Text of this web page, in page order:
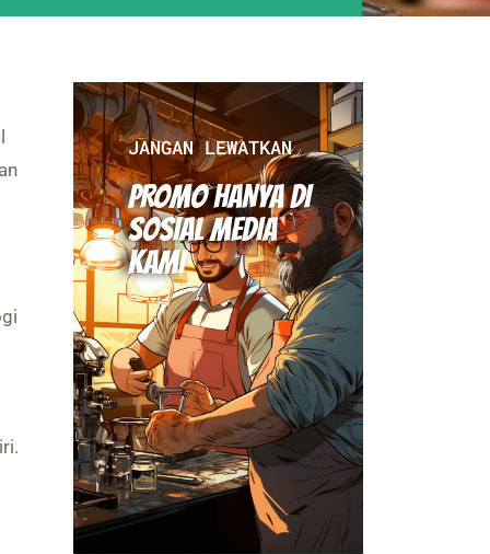
JANGAN LEWATKAN
PROMO HANYA DI
SOSIAL MEDIA
KAMI